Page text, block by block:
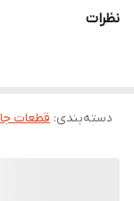
این محافظ برای
مختلف استفاده کنید.
نظرات
دسته‌بندی: قطعات